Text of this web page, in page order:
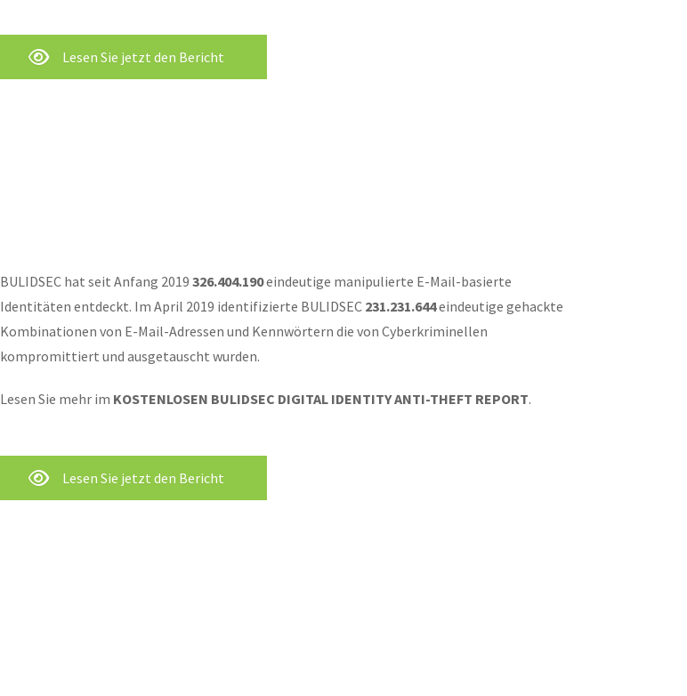
Lesen Sie jetzt den Bericht
BULIDSEC hat seit Anfang 2019 326.404.190eindeutige manipulierte E-Mail-basierte
Identitäten entdeckt. Im April 2019 identifizierte BULIDSEC 231.231.644eindeutige gehackte
Kombinationen von E-Mail-Adressen und Kennwörtern die von Cyberkriminellen
kompromittiert und ausgetauscht wurden.
Lesen Sie mehr im KOSTENLOSEN BULIDSEC DIGITAL IDENTITY ANTI-THEFT REPORT.
Lesen Sie jetzt den Bericht